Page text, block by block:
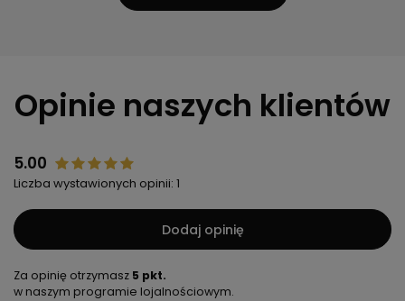
Opinie naszych klientów
5.00
Liczba wystawionych opinii: 1
Dodaj opinię
Za opinię otrzymasz 5 pkt.
w naszym programie lojalnościowym.